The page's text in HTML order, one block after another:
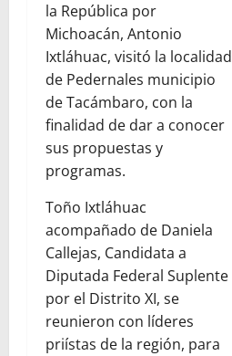
la República por
Michoacán, Antonio
Ixtláhuac, visitó la localidad
de Pedernales municipio
de Tacámbaro, con la
finalidad de dar a conocer
sus propuestas y
programas.
Toño Ixtláhuac
acompañado de Daniela
Callejas, Candidata a
Diputada Federal Suplente
por el Distrito XI, se
reunieron con líderes
priístas de la región, para